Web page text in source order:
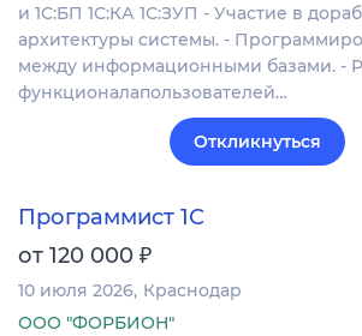
и 1С:БП 1С:КА 1С:ЗУП - Участие в
архитектуры системы. -
между информационными базами. -
функционалапользователей…
Откликнуться
Программист 1С
от 120 000 ₽
10 июля 2026 Краснодар
ООО "ФОРБИОН"